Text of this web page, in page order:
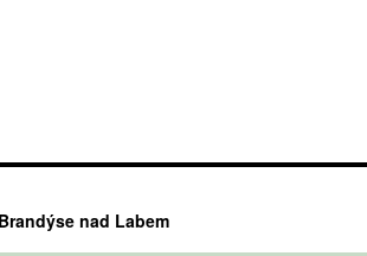
nad Labem